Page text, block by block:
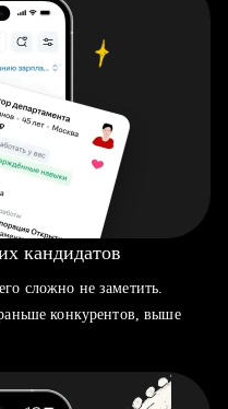
кандидатов
сложно не заметить.
конкурентов, выше